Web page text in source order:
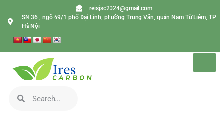
reisjsc2024@gmail.com
SN 36 , ngõ 69/1 phố Đại Linh, phường Trung Văn, quận Nam Từ Liêm, TP
Hà Nội